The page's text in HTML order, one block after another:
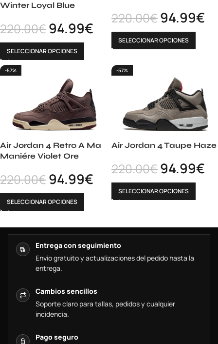
Winter Loyal Blue
220.00€94.99€
SELECCIONAR OPCIONES
220.00€94.99€
SELECCIONAR OPCIONES
-57%
Air Jordan 4 Retro A Ma
Maniére Violet Ore
220.00€94.99€
SELECCIONAR OPCIONES
-57%
Air Jordan 4 Taupe Haze
220.00€94.99€
SELECCIONAR OPCIONES
Entrega con seguimiento
Envío gratuito y actualizaciones del pedido hasta la
entrega.
Cambios sencillos
Soporte claro para tallas, pedidos y cualquier
incidencia.
Pago seguro